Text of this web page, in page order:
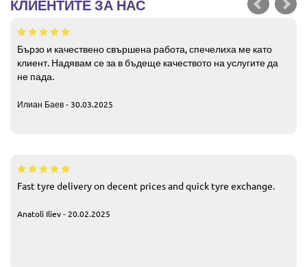
КЛИЕНТИТЕ ЗА НАС
Бързо и качествено свършена работа, спечелиха ме като
клиент. Надявам се за в бъдеще качеството на услугите да
не пада.
Илиан Баев - 30.03.2025
Fast tyre delivery on decent prices and quick tyre exchange.
Anatoli Iliev - 20.02.2025